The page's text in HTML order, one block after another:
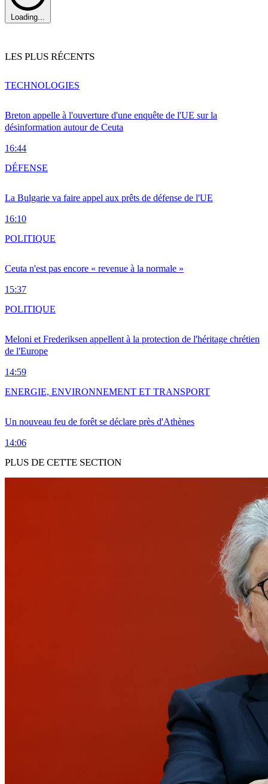
Loading...
LES PLUS RÉCENTS
Breton appelle à l'ouverture d'une enquête de l'UE sur la
désinformation autour de Ceuta
16:44
TECHNOLOGIES
La Bulgarie va faire appel aux prêts de défense de l'UE
16:10
DÉFENSE
Ceuta n'est pas encore « revenue à la normale »
15:37
POLITIQUE
Meloni et Frederiksen appellent à la protection de l'héritage chrétien
de l'Europe
14:59
POLITIQUE
Un nouveau feu de forêt se déclare près d'Athènes
14:06
ENERGIE, ENVIRONNEMENT ET TRANSPORT
PLUS DE CETTE SECTION